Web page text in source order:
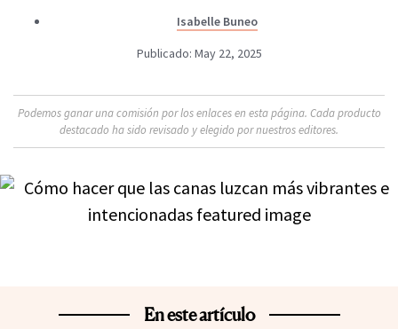
Isabelle Buneo
Publicado: May 22, 2025
Podemos ganar una comisión por los enlaces en esta página. Cada producto
destacado ha sido revisado y elegido por nuestros editores.
En este artículo